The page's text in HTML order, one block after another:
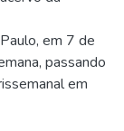
em 7 de
passando
em